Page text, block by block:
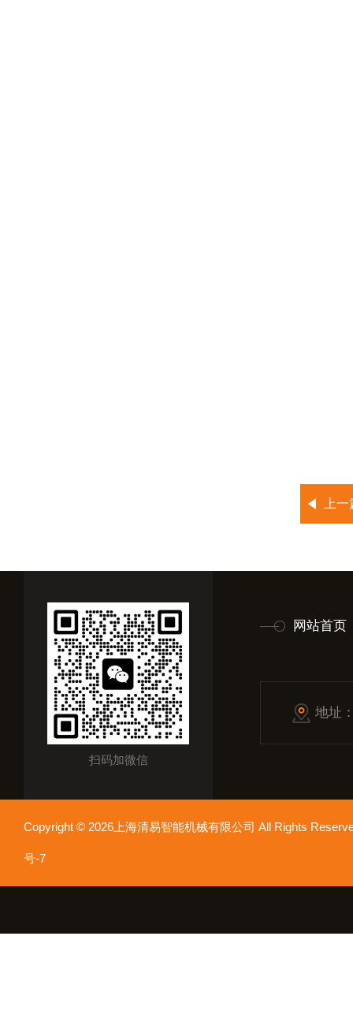
上
扫码加微信
网站首页
地址
Copyright © 2026上海清易智能机械有限公司 All Rights
号-7